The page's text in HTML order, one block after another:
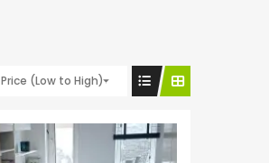
Price (Low to High)